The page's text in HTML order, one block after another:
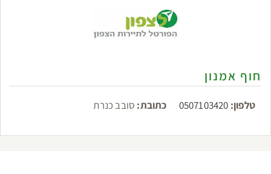
חוף אמנון
טלפון: 0507103420 כתובת: סובב כנרת